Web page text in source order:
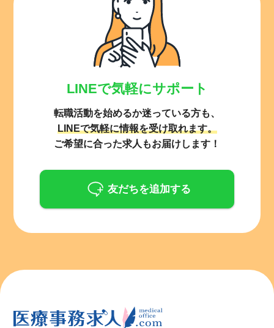
LINEで気軽にサポート
転職活動を始めるか迷っている方も、
LINEで気軽に情報を受け取れます。
ご希望に合った求人もお届けします！
友だちを追加する